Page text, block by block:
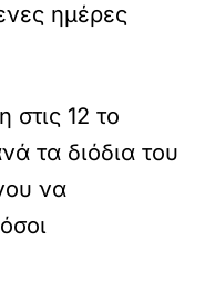
ημέρες
12 το
τα διόδια του
να